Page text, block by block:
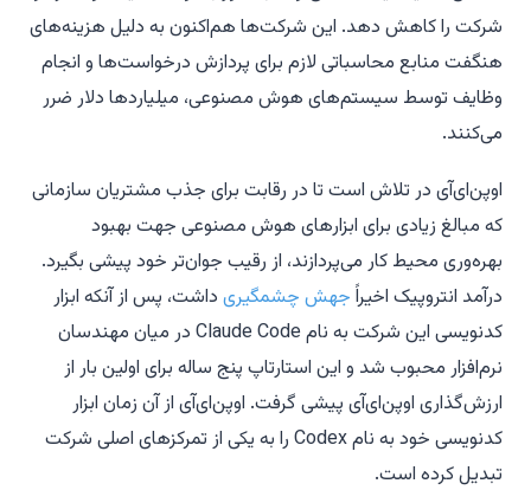
شرکت را کاهش دهد. این شرکت‌ها هم‌اکنون به دلیل هزینه‌های
هنگفت منابع محاسباتی لازم برای پردازش درخواست‌ها و انجام
وظایف توسط سیستم‌های هوش مصنوعی، میلیاردها دلار ضرر
می‌کنند.
اوپن‌ای‌آی در تلاش است تا در رقابت برای جذب مشتریان سازمانی
که مبالغ زیادی برای ابزارهای هوش مصنوعی جهت بهبود
بهره‌وری محیط کار می‌پردازند، از رقیب جوان‌تر خود پیشی بگیرد.
درآمد انتروپیک اخیراً جهش چشمگیری داشت، پس از آنکه ابزار
کدنویسی این شرکت به نام Claude Code در میان مهندسان
نرم‌افزار محبوب شد و این استارتاپ پنج ساله برای اولین بار از
ارزش‌گذاری اوپن‌ای‌آی پیشی گرفت. اوپن‌ای‌آی از آن زمان ابزار
کدنویسی خود به نام Codex را به یکی از تمرکزهای اصلی شرکت
تبدیل کرده است.